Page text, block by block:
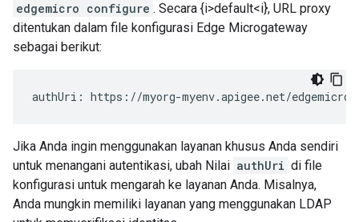
edgemicro configure . Secara {i>default<i}, URL proxy
ditentukan dalam file konfigurasi Edge Microgateway
sebagai berikut:
authUri: https://myorg-myenv.apigee.net/edgemicro-
Jika Anda ingin menggunakan layanan khusus Anda sendiri
untuk menangani autentikasi, ubah Nilai authUri di file
konfigurasi untuk mengarah ke layanan Anda. Misalnya,
Anda mungkin memiliki layanan yang menggunakan LDAP